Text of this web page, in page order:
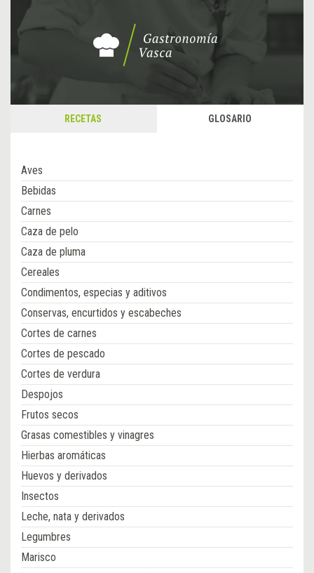
RECETAS GLOSARIO
Aves
Bebidas
Carnes
Caza de pelo
Caza de pluma
Cereales
Condimentos, especias y aditivos
Conservas, encurtidos y escabeches
Cortes de carnes
Cortes de pescado
Cortes de verdura
Despojos
Frutos secos
Grasas comestibles y vinagres
Hierbas aromáticas
Huevos y derivados
Insectos
Leche, nata y derivados
Legumbres
Marisco